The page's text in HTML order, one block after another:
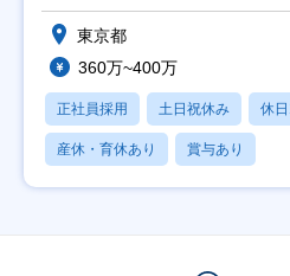
東京都
360万~400万
正社員採用 土日祝休み 休
産休・育休あり 賞与あり